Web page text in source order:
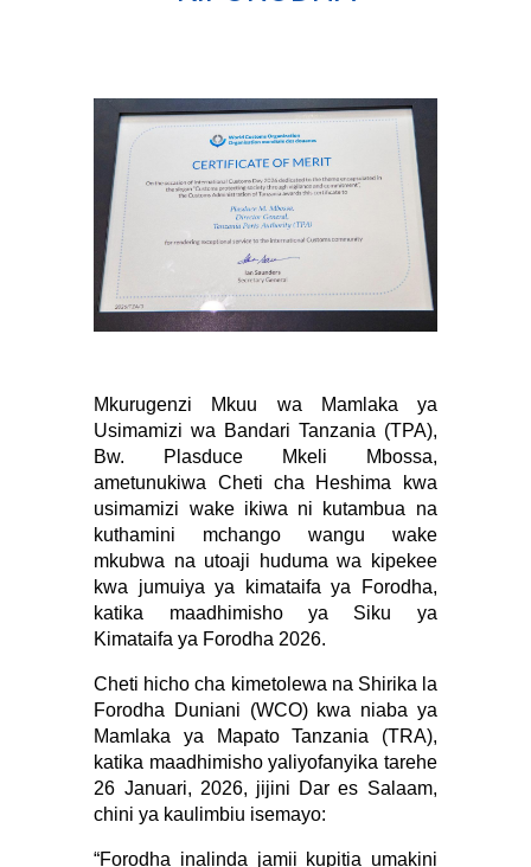
Mkurugenzi Mkuu wa Mamlaka ya
Usimamizi wa Bandari Tanzania (TPA),
Bw. Plasduce Mkeli Mbossa,
ametunukiwa Cheti cha Heshima kwa
usimamizi wake ikiwa ni kutambua na
kuthamini mchango wangu wake
mkubwa na utoaji huduma wa kipekee
kwa jumuiya ya kimataifa ya Forodha,
katika maadhimisho ya Siku ya
Kimataifa ya Forodha 2026.
Cheti hicho cha kimetolewa na Shirika la
Forodha Duniani (WCO) kwa niaba ya
Mamlaka ya Mapato Tanzania (TRA),
katika maadhimisho yaliyofanyika tarehe
26 Januari, 2026, jijini Dar es Salaam,
chini ya kaulimbiu isemayo:
“Forodha inalinda jamii kupitia umakini